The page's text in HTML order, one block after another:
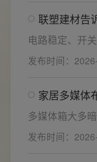
越长越好(因
小，插孔间距
联塑建材告
原因与技术
电路稳定、开
频繁跳闸大多
或防护结构设
电气套装产品
优异，可有效
景，减少无故
发布时间：
家居多媒体
关电气套装
多媒体箱大多
弱电线路的集
装修美观度，
发布时间：